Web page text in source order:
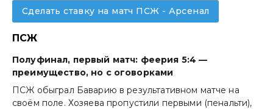
Сделать ставку на матч ПСЖ - Арсенал
ПСЖ
Полуфинал, первый матч: феерия 5:4 —
преимущество, но с оговорками
ПСЖ обыграл Баварию в результативном матче на
своём поле. Хозяева пропустили первыми (пенальти),